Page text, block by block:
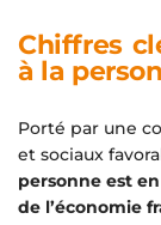
Chiffres
à la
Porté par une
et sociaux
personne est
de l’économie